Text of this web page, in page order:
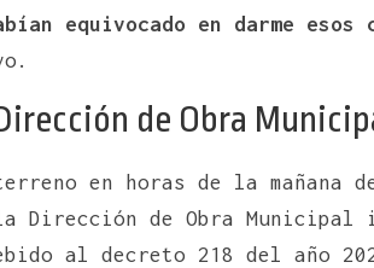
equivocado en darme
de Obra
en horas de la mañana
Dirección de Obra Municipal
al decreto 218 del año